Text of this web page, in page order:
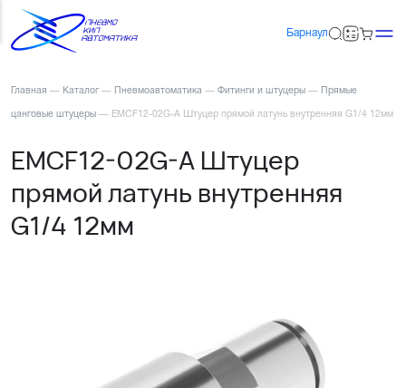
Барнаул
Главная — Каталог — Пневмоавтоматика — Фитинги и штуцеры — Прямые
цанговые штуцеры — EMCF12-02G-A Штуцер прямой латунь внутренняя G1/4 12мм
EMCF12-02G-A Штуцер
прямой латунь внутренняя
G1/4 12мм